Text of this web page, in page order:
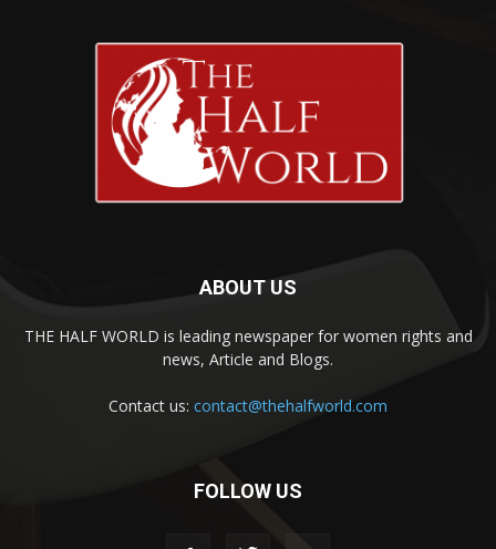
ABOUT US
THE HALF WORLD is leading newspaper for women rights and
news, Article and Blogs.
Contact us: contact@thehalfworld.com
FOLLOW US